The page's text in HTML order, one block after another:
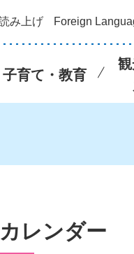
み上げ Foreign
子育て・教育
観
レンダー